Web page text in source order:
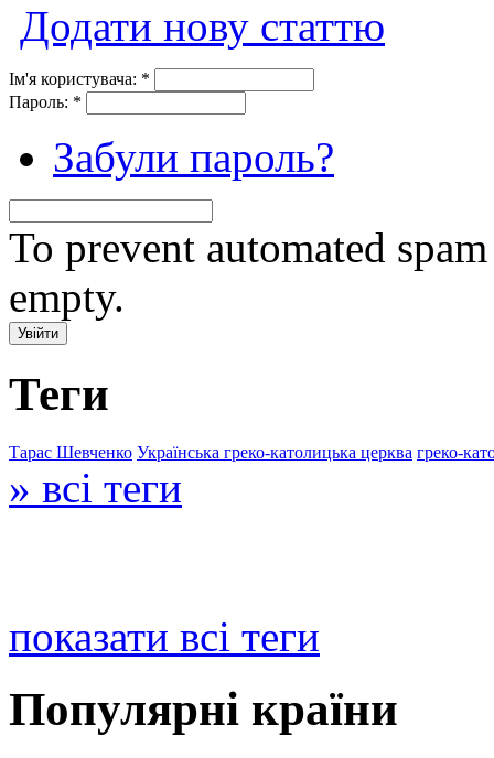
Додати нову статтю
Ім'я користувача: *
Пароль: *
Забули пароль?
To prevent automated
empty.
Теги
Тарас Шевченко Українська греко-католицька церква греко-
» всі теги
показати всі теги
Популярні країни